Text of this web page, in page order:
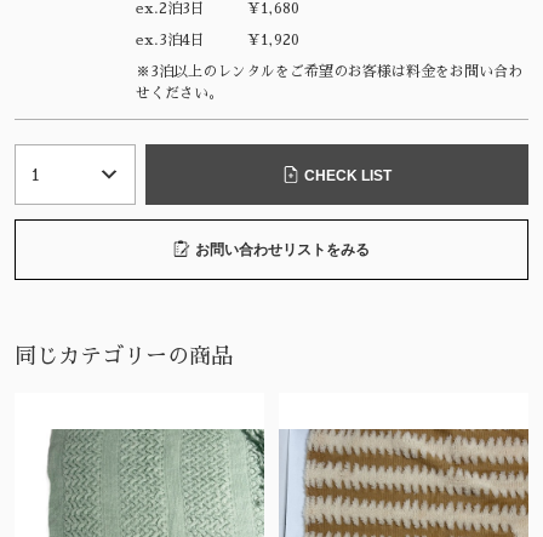
ex.2泊3日 ¥1,680
ex.3泊4日 ¥1,920
※3泊以上のレンタルをご希望のお客様は料金をお問い合わ
せください。
CHECK LIST
お問い合わせリストをみる
同じカテゴリーの商品